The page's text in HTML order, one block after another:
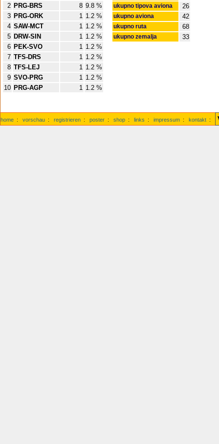
2 PRG-BRS 8 9.8 %
3 PRG-ORK 1 1.2 %
4 SAW-MCT 1 1.2 %
5 DRW-SIN 1 1.2 %
6 PEK-SVO 1 1.2 %
7 TFS-DRS 1 1.2 %
8 TFS-LEJ 1 1.2 %
9 SVO-PRG 1 1.2 %
10 PRG-AGP 1 1.2 %
ukupno tipova aviona 26
ukupno aviona 42
ukupno ruta 68
ukupno zemalja 33
home : vorschau : registrieren : poster : shop : links : impressum : kontakt :